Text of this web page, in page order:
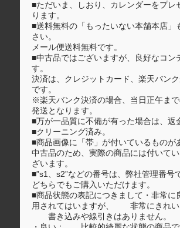
■ただいま、しおり、カレンダーをプレ
ります。
■送料無料の「もったいない本舗本店」
さい。
メール便送料無料です。
■中古品ではございますが、良好なコン
す。
決済は、クレジットカード、楽天バン
です。
※楽天バンク決済の場合、当日正午ま
発送となります。
■万が一品質に不備が有った場合は、返
■クリーニング済み。
■商品画像に「帯」が付いているものが
中古品のため、実際の商品には付いて
ざいます。
■”s1、s2”などの番号は、弊社管理番号
どちらでもご購入いただけます。
■商品状態の表記につきまして・非
用されてはいますが、 非常にきれい
書き込みや線引きはありません。